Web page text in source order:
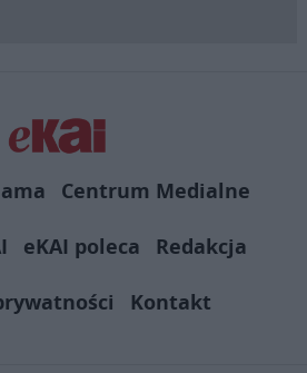
Centrum Medialne
eKAI poleca
Redakcja
Kontakt